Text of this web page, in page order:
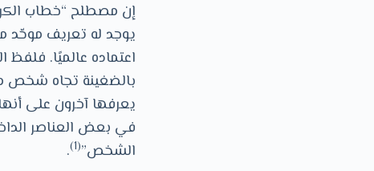
يوجد له تعريف موحّد
اعتماده عالميًا.
بالضغينة تجاه شخص
يعرفها آخرون على
في بعض العناصر
الشخص”(1)
.